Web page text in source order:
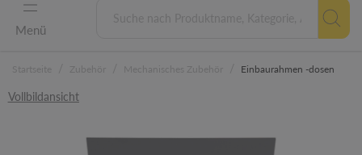
Menü
Einbaurahmen -dosen
Vollbildansicht